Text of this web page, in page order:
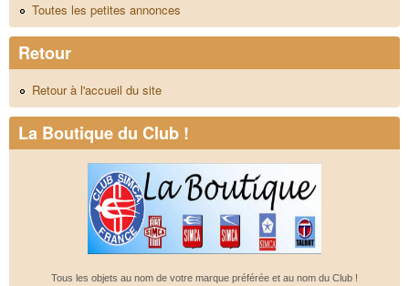
Toutes les petites annonces
Retour
Retour à l'accueil du site
La Boutique du Club !
Tous les objets au nom de votre marque préférée et au nom du Club !